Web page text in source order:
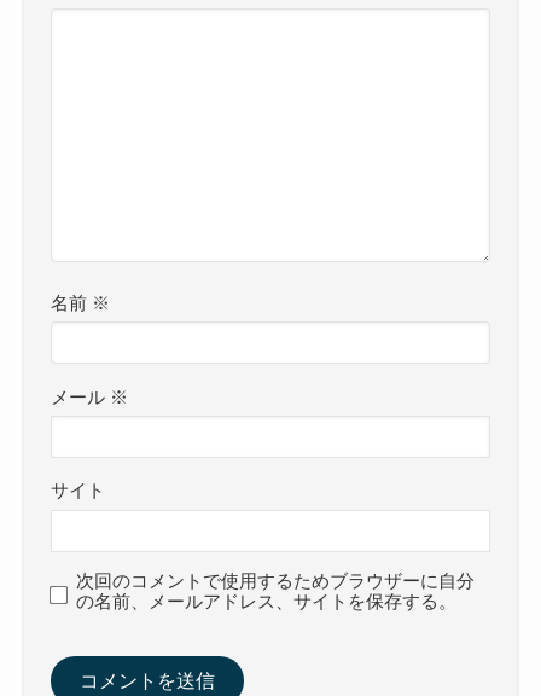
名前 ※
メール ※
サイト
次回のコメントで使用するためブラウザーに自分
の名前、メールアドレス、サイトを保存する。